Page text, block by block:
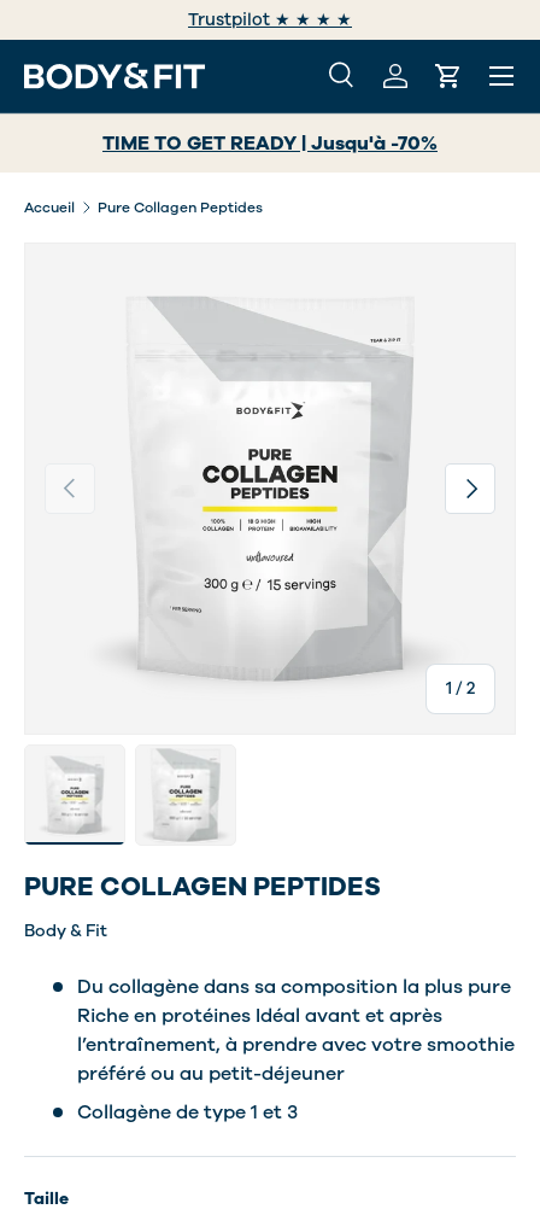
ALLER AU CONTENU
Trustpilot ★ ★ ★ ★
Recherche
RechercheSe connecter
Panier
Menu
TIME TO GET READY | Jusqu'à -70%
Accueil Pure Collagen Peptides
Précédent
1 /de
2
Suivant
Charger l’image 2 dans la vue de galerie
Charger l’image 3 dans la vue de galerie
PURE COLLAGEN PEPTIDES
Body & Fit
Du collagène dans sa composition la plus pure
Riche en protéines Idéal avant et après
l’entraînement, à prendre avec votre smoothie
préféré ou au petit-déjeuner
Collagène de type 1 et 3
Taille